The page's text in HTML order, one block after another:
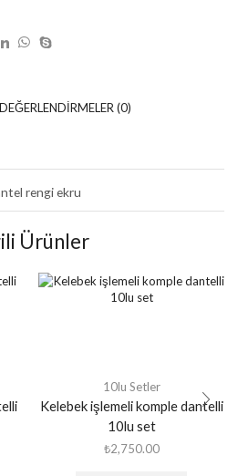
DEĞERLENDIRMELER (0)
rengi ekru
Ürünler
10lu Setler
Kelebek işlemeli komple dantelli
10lu set
₺2,750.00